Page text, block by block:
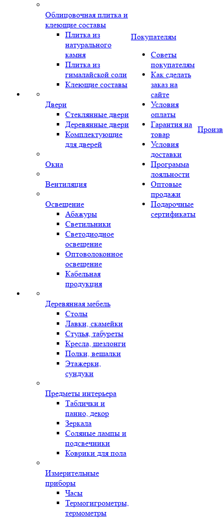
Облицовочная плитка и
клеющие составы
Плитка из
натурального
камня
Плитка из
гималайской соли
Клеющие составы
Двери
Стеклянные двери
Деревянные двери
Комплектующие
для дверей
Окна
Вентиляция
Освещение
Абажуры
Светильники
Светодиодное
освещение
Оптоволоконное
освещение
Кабельная
продукция
Деревянная мебель
Столы
Лавки, скамейки
Стулья, табуреты
Кресла, шезлонги
Полки, вешалки
Этажерки,
сундуки
Предметы интерьера
Таблички и
панно, декор
Зеркала
Соляные лампы и
подсвечники
Коврики для пола
Измерительные
приборы
Часы
Термогигрометры,
термометры
Покупателям
Советы
покупателям
Как сделать
заказ на
сайте
Условия
оплаты
Гарантия на
товар
Условия
доставки
Программа
лояльности
Оптовые
продажи
Подарочные
сертификаты